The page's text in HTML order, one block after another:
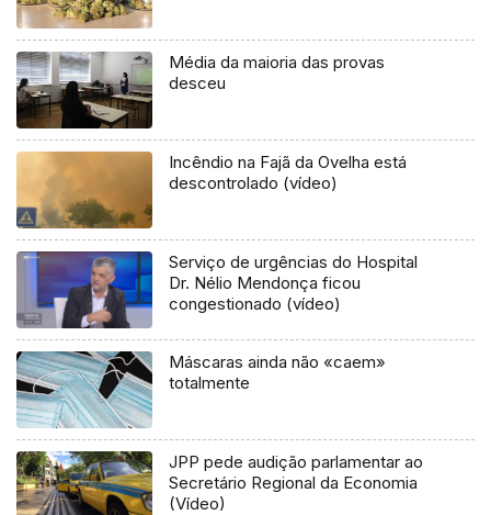
Média da maioria das provas
desceu
Incêndio na Fajã da Ovelha está
descontrolado (vídeo)
Serviço de urgências do Hospital
Dr. Nélio Mendonça ficou
congestionado (vídeo)
Máscaras ainda não «caem»
totalmente
JPP pede audição parlamentar ao
Secretário Regional da Economia
(Vídeo)